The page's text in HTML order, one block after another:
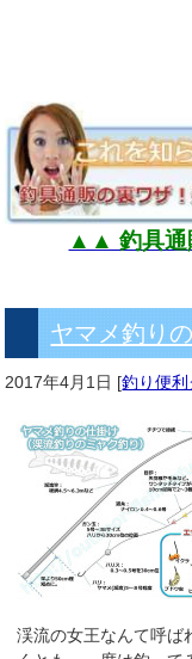
▲▲ 釣具通
ヤマメ釣り
2017年4月1日 [釣り便
渓流の女王なんて呼ば